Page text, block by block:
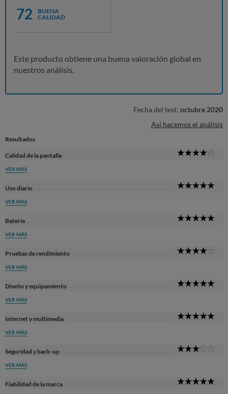
72
BUENA
CALIDAD
Este producto obtiene una buena valoración global en
nuestros análisis.
Fecha del test: octubre 2020
Así hacemos el análisis
Resultados
Calidad de la pantalla
VER MÁS
Uso diario
VER MÁS
Batería
VER MÁS
Pruebas de rendimiento
VER MÁS
Diseño y equipamiento
VER MÁS
Internet y multimedia
VER MÁS
Seguridad y back-up
VER MÁS
Fiabilidad de la marca